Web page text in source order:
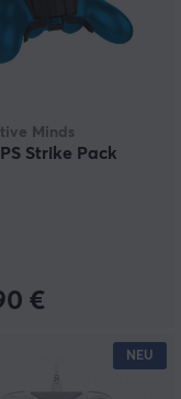
Minds
Strike Pack
€
NEU